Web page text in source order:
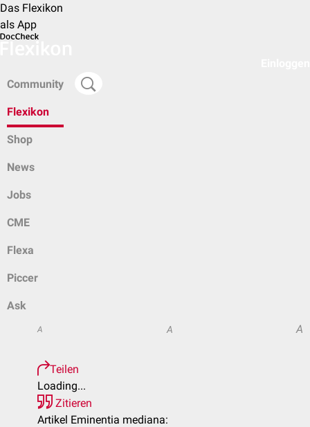
Das Flexikon
als App
Community
Flexikon
Shop
News
Jobs
CME
Flexa
Piccer
Ask
A A A
Teilen
Loading...
Zitieren
Artikel Eminentia mediana: